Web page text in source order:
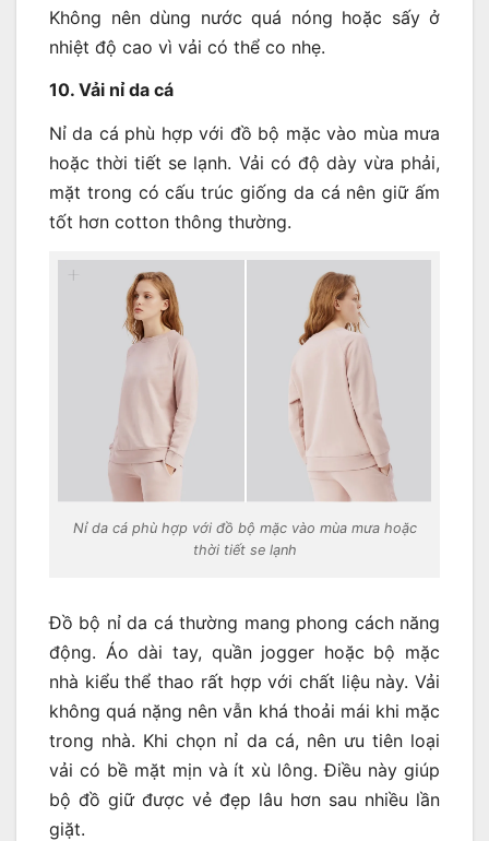
Không nên dùng nước quá nóng hoặc sấy ở
nhiệt độ cao vì vải có thể co nhẹ.
10. Vải nỉ da cá
Nỉ da cá phù hợp với đồ bộ mặc vào mùa mưa
hoặc thời tiết se lạnh. Vải có độ dày vừa phải,
mặt trong có cấu trúc giống da cá nên giữ ấm
tốt hơn cotton thông thường.
Nỉ da cá phù hợp với đồ bộ mặc vào mùa mưa hoặc
thời tiết se lạnh
Đồ bộ nỉ da cá thường mang phong cách năng
động. Áo dài tay, quần jogger hoặc bộ mặc
nhà kiểu thể thao rất hợp với chất liệu này. Vải
không quá nặng nên vẫn khá thoải mái khi mặc
trong nhà. Khi chọn nỉ da cá, nên ưu tiên loại
vải có bề mặt mịn và ít xù lông. Điều này giúp
bộ đồ giữ được vẻ đẹp lâu hơn sau nhiều lần
giặt.